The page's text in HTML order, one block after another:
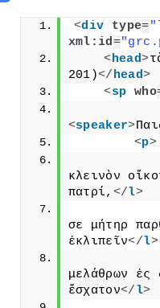
<div type=
xml:id=
<head>
201)</head>
<sp who
<speaker>
<p>
κλεινὸν
πατρί, </l>
σε μήτηρ
ἐκλιπεῖν</l>
μελάθρων ἐς
ἔσχατον</l>